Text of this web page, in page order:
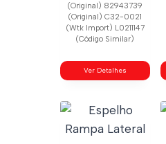
(Original) 82943739
(Original) C32-0021
(Wtk Import) L0211147
(Código Similar)
Ver Detalhes